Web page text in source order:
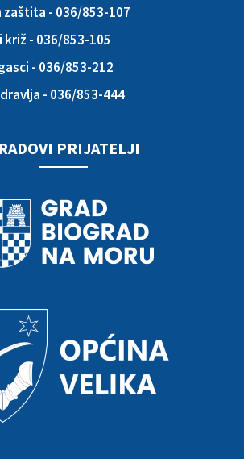
zaštita - 036/853-107
križ - 036/853-105
- 036/853-212
- 036/853-444
PRIJATELJI